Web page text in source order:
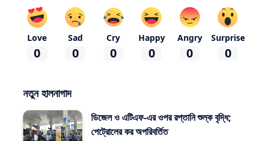
Love
0
Sad
0
Cry
0
Happy
0
Angry
0
Surprise
0
নতুন হালনাগাদ
ডিজেল ও এটিএফ-এর ওপর রপ্তানি শুল্ক বৃদ্ধি;
পেট্রোলের কর অপরিবর্তিত